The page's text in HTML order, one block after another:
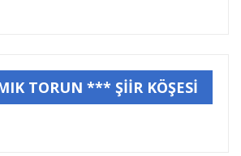
TORUN *** ŞİİR KÖŞESİ